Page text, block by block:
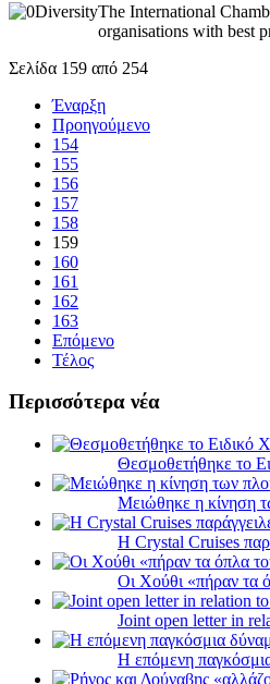
The International
organisations with best
Σελίδα 159 από 254
Έναρξη
Προηγούμενο
154
155
156
157
158
159
160
161
162
163
Επόμενο
Τέλος
Περισσότερα νέα
Θεσμοθετήθηκε το
Μειώθηκε η κίνηση
Η Crystal Cruises
Οι Χούθι «πήραν τα
Joint open letter in
Η επόμενη